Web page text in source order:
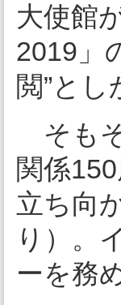
大使館
2019」
閲”とし
そも
関係
立ち向
り）。
ーを務